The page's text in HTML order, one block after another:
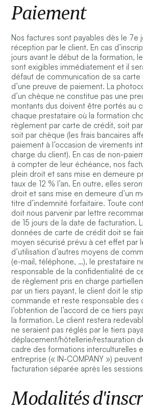
Paiement
Nos factures sont payables dès le 7e
réception par le client. En cas
jours avant le début de la formation,
sont exigibles immédiatement et il
défaut de communication de sa carte
d’une preuve de paiement. La
d’un chèque ne constitue pas une
montants dus doivent être portés au
chaque prestataire où la formation
règlement par carte de crédit, soit
soit par chèque (les frais bancaires
paiement à l’occasion de virements
charge du client). En cas de non-
à compter de leur échéance, nos
plein droit et sans mise en demeure
taux de 12 % l’an. En outre, elles
droit et sans mise en demeure d’un
titre d’indemnité forfaitaire. Toute
doit nous parvenir par lettre
de 15 jours de la date de facturation.
données de carte de crédit doit se
moyen sécurisé prévu à cet effet par
d’utilisation d’autres moyens de
(e-mail, téléphone, …), le prestataire
responsable de la confidentialité de
de règlement pris en charge
par un tiers payant, le client doit le
commande et reste responsable des
l’obtention de l’accord de ce tiers
la formation. Le client restera
ne seraient pas réglés par le tiers
déplacement/hôtellerie/restauration
cadre des formations interculturelles
entreprise (« IN-COMPANY »)
facturation séparée après les
Modalités